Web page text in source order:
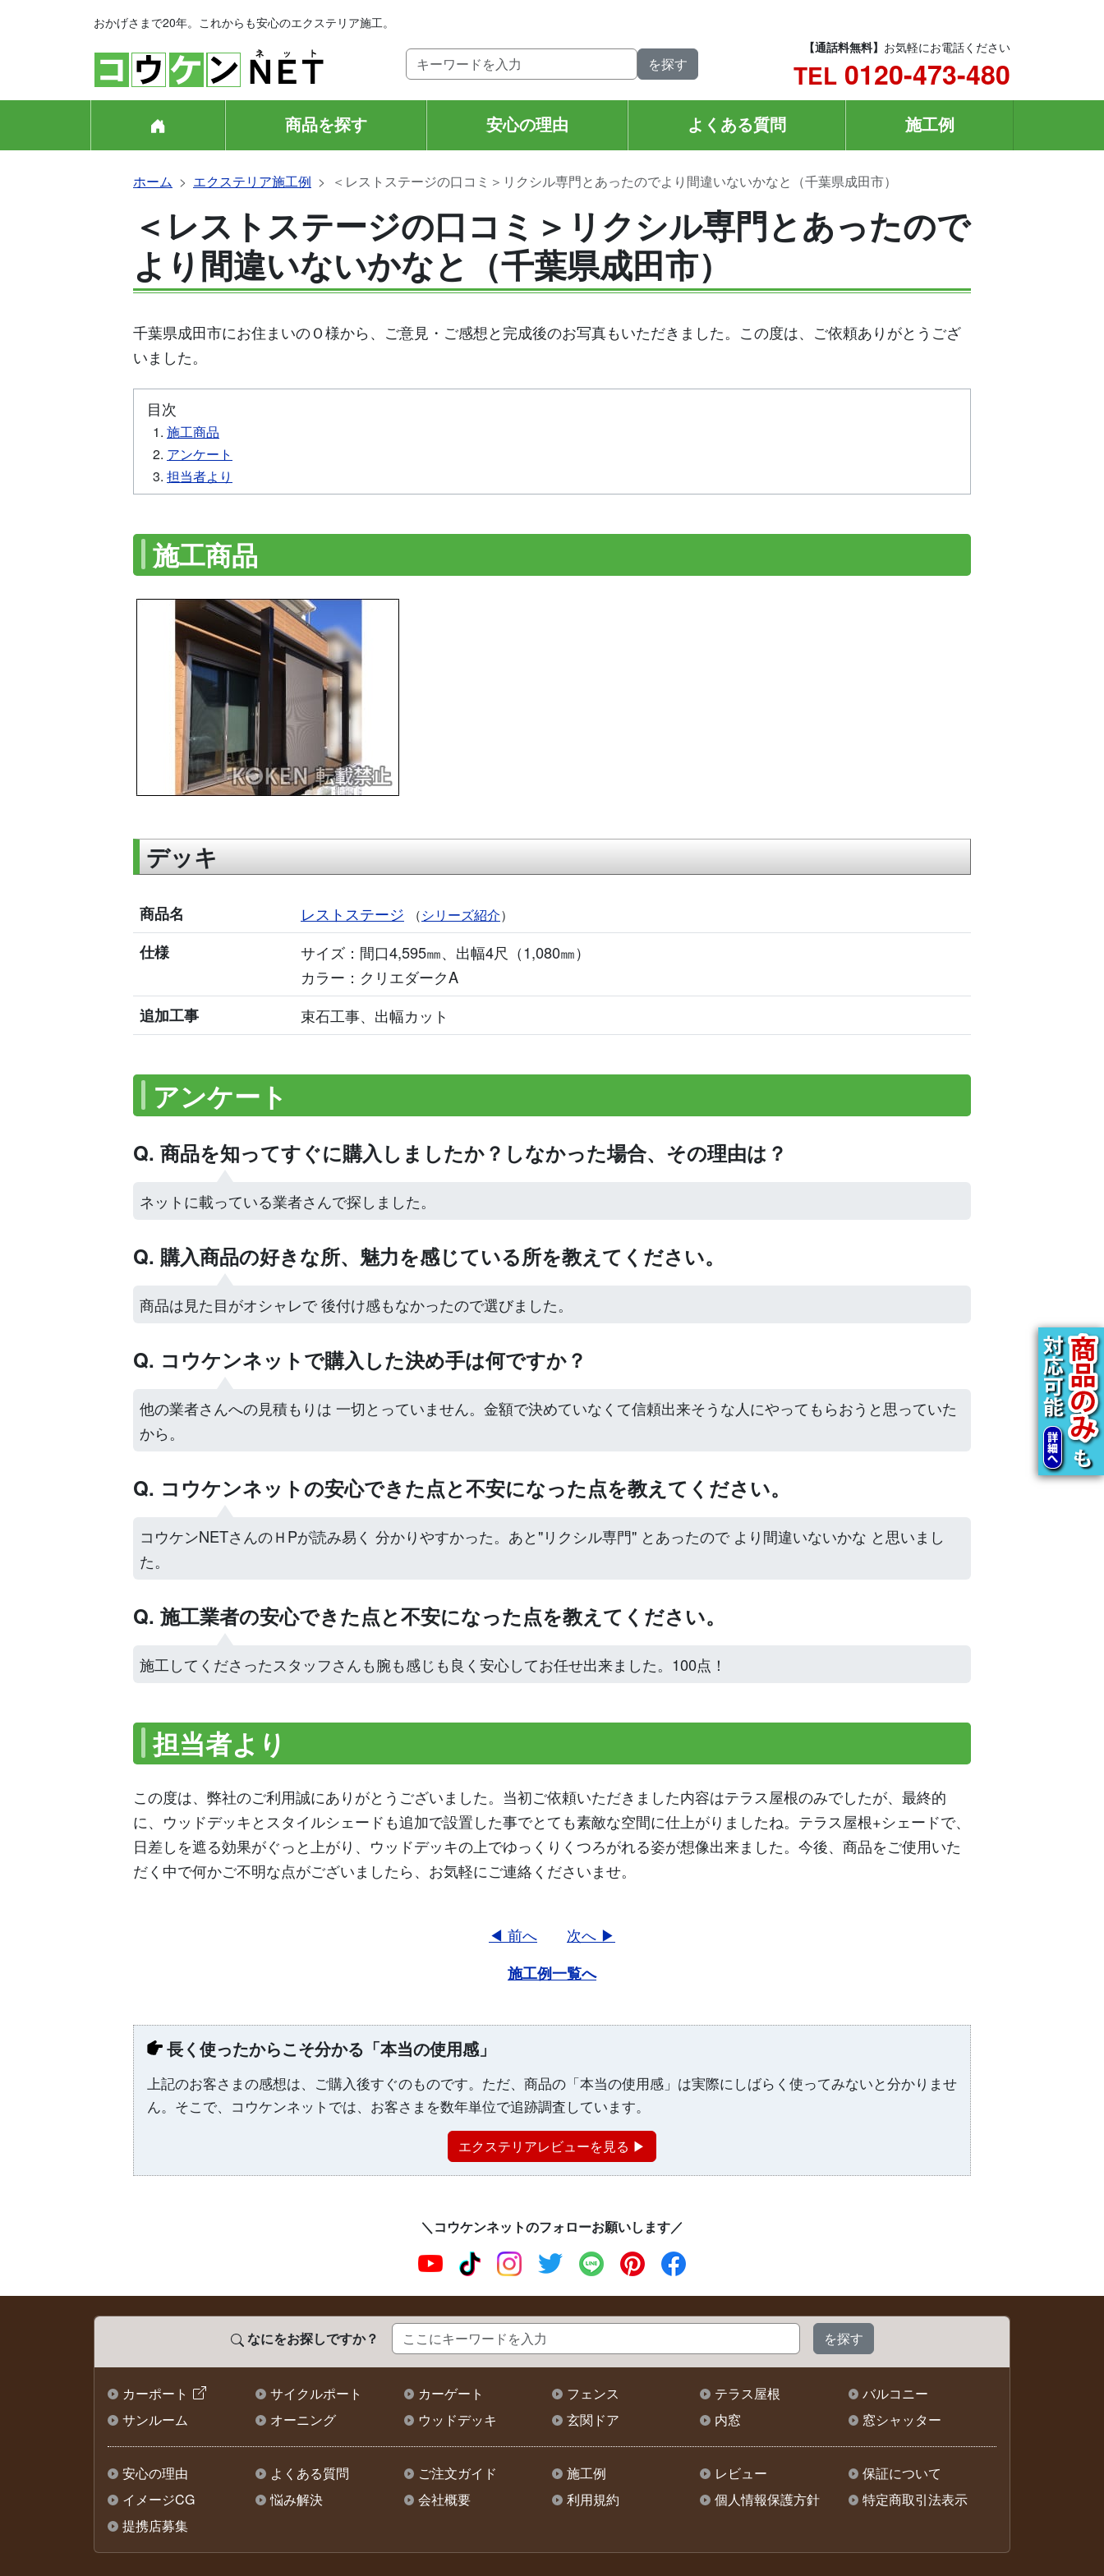
おかげさまで20年。これからも安心のエクステリア施工。
【通話料無料】 お気軽にお電話ください
TEL 0120-473-480
商品を探す 安心の理由 よくある質問 施工例
ホーム エクステリア施工例 ＜レストステージの口コミ＞リクシル専門とあったのでより間違いないかなと（千葉県成田市）
＜レストステージの口コミ＞リクシル専門とあったので
より間違いないかなと（千葉県成田市）
千葉県成田市にお住まいのＯ様から、ご意見・ご感想と完成後のお写真もいただきました。この度は、ご依頼ありがとうござ
いました。
目次
施工商品
アンケート
担当者より
施工商品
デッキ
商品名 レストステージ （シリーズ紹介）
仕様
サイズ：間口4,595㎜、出幅4尺（1,080㎜）
カラー：クリエダークA
追加工事 束石工事、出幅カット
アンケート
Q. 商品を知ってすぐに購入しましたか？しなかった場合、その理由は？
ネットに載っている業者さんで探しました。
Q. 購入商品の好きな所、魅力を感じている所を教えてください。
商品は見た目がオシャレで 後付け感もなかったので選びました。
Q. コウケンネットで購入した決め手は何ですか？
他の業者さんへの見積もりは 一切とっていません。金額で決めていなくて信頼出来そうな人にやってもらおうと思っていた
から。
Q. コウケンネットの安心できた点と不安になった点を教えてください。
コウケンNETさんのＨPが読み易く 分かりやすかった。あと"リクシル専門" とあったので より間違いないかな と思いまし
た。
Q. 施工業者の安心できた点と不安になった点を教えてください。
施工してくださったスタッフさんも腕も感じも良く安心してお任せ出来ました。100点！
担当者より
この度は、弊社のご利用誠にありがとうございました。当初ご依頼いただきました内容はテラス屋根のみでしたが、最終的
に、ウッドデッキとスタイルシェードも追加で設置した事でとても素敵な空間に仕上がりましたね。テラス屋根+シェードで、
日差しを遮る効果がぐっと上がり、ウッドデッキの上でゆっくりくつろがれる姿が想像出来ました。今後、商品をご使用いた
だく中で何かご不明な点がございましたら、お気軽にご連絡くださいませ。
◀ 前へ 次へ ▶
施工例一覧へ
長く使ったからこそ分かる「本当の使用感」
上記のお客さまの感想は、ご購入後すぐのものです。ただ、商品の「本当の使用感」は実際にしばらく使ってみないと分かりませ
ん。そこで、コウケンネットでは、お客さまを数年単位で追跡調査しています。
エクステリアレビューを見る ▶
＼コウケンネットのフォローお願いします／
なにをお探しですか？
カーポート サイクルポート カーゲート フェンス テラス屋根
バルコニー
サンルーム
オーニング ウッドデッキ 玄関ドア 内窓 窓シャッター
安心の理由 よくある質問 ご注文ガイド 施工例 レビュー
保証について
イメージCG
悩み解決 会社概要 利用規約 個人情報保護方針
特定商取引法表示
提携店募集